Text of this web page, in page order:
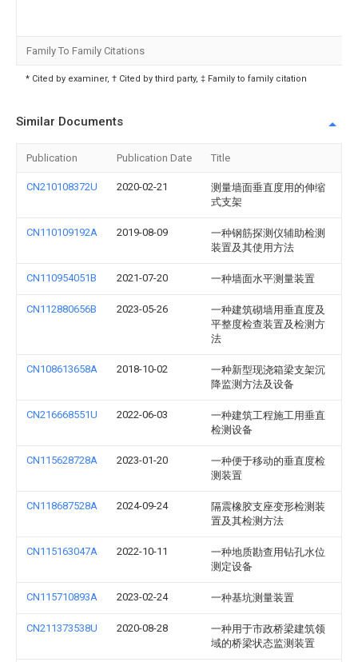
Family To Family Citations
* Cited by examiner, † Cited by third party, ‡ Family to family citation
Similar Documents
Publication Publication Date Title
CN210108372U 2020-02-21
测量墙面垂直度用的伸缩
式支架
CN110109192A 2019-08-09
一种钢筋探测仪辅助检测
装置及其使用方法
CN110954051B 2021-07-20 一种墙面水平测量装置
CN112880656B 2023-05-26
一种建筑砌墙用垂直度及
平整度检查装置及检测方
法
CN108613658A 2018-10-02
一种新型现浇箱梁支架沉
降监测方法及设备
CN216668551U 2022-06-03
一种建筑工程施工用垂直
检测设备
CN115628728A 2023-01-20
一种便于移动的垂直度检
测装置
CN118687528A 2024-09-24
隔震橡胶支座变形检测装
置及其检测方法
CN115163047A 2022-10-11
一种地质勘查用钻孔水位
测定设备
CN115710893A 2023-02-24 一种基坑测量装置
CN211373538U 2020-08-28
一种用于市政桥梁建筑领
域的桥梁状态监测装置